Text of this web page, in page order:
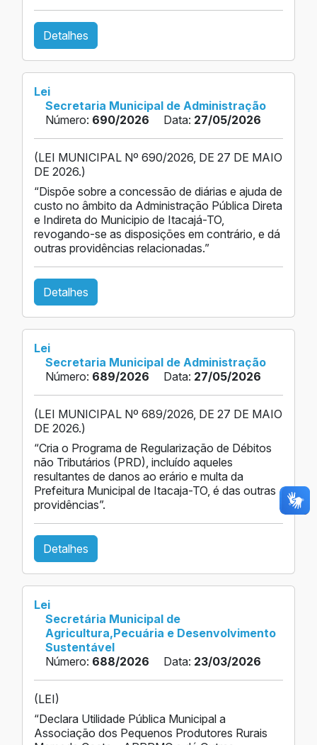
Detalhes
Lei
Secretaria Municipal de Administração
Número: 690/2026 Data: 27/05/2026
(LEI MUNICIPAL Nº 690/2026, DE 27 DE MAIO
DE 2026.)
“Dispõe sobre a concessão de diárias e ajuda de
custo no âmbito da Administração Pública Direta
e Indireta do Municipio de Itacajá-TO,
revogando-se as disposições em contrário, e dá
outras providências relacionadas.”
Detalhes
Lei
Secretaria Municipal de Administração
Número: 689/2026 Data: 27/05/2026
(LEI MUNICIPAL Nº 689/2026, DE 27 DE MAIO
DE 2026.)
“Cria o Programa de Regularização de Débitos
não Tributários (PRD), incluído aqueles
resultantes de danos ao erário e multa da
Prefeitura Municipal de Itacaja-TO, é das outras
providências”.
Detalhes
Lei
Secretária Municipal de
Agricultura,Pecuária e Desenvolvimento
Sustentável
Número: 688/2026 Data: 23/03/2026
(LEI)
“Declara Utilidade Pública Municipal a
Associação dos Pequenos Produtores Rurais